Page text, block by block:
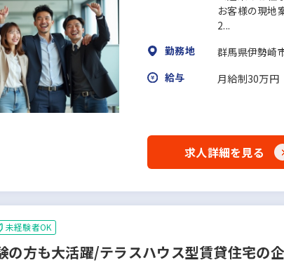
お客様の現地
2...
勤務地
群馬県伊勢崎
給与
月給制30万円
求人詳細を見る
未経験者OK
の方も大活躍/テラスハウス型賃貸住宅の